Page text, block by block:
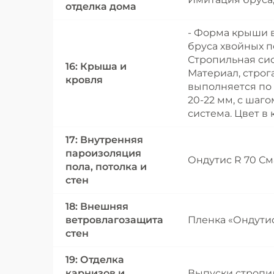
отделка дома
16: Крыша и
кровля
- Форма крыши
бруса хвойных
Стропильная
Материал,
выполняется
20-22 мм, с
система. Цвет в
17: Внутренняя
пароизоляция
пола, потолка и
стен
Ондутис R 70
18: Внешняя
ветровлагозащита
стен
Пленка
19: Отделка